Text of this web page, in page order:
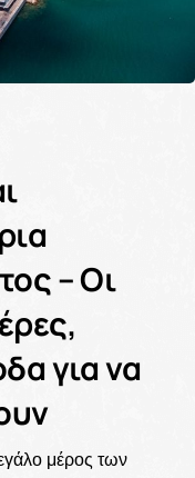
– Οι
για να
μέρος των